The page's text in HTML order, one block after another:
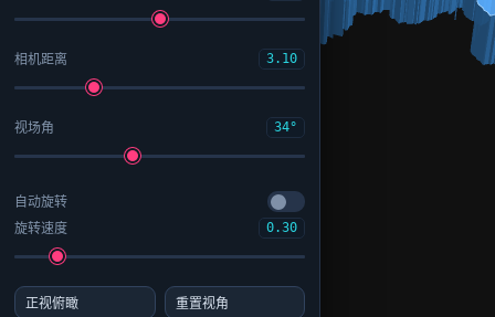
相机距离 3.10
视场角 34°
自动旋转
旋转速度
0.30
正视俯瞰 重置视角